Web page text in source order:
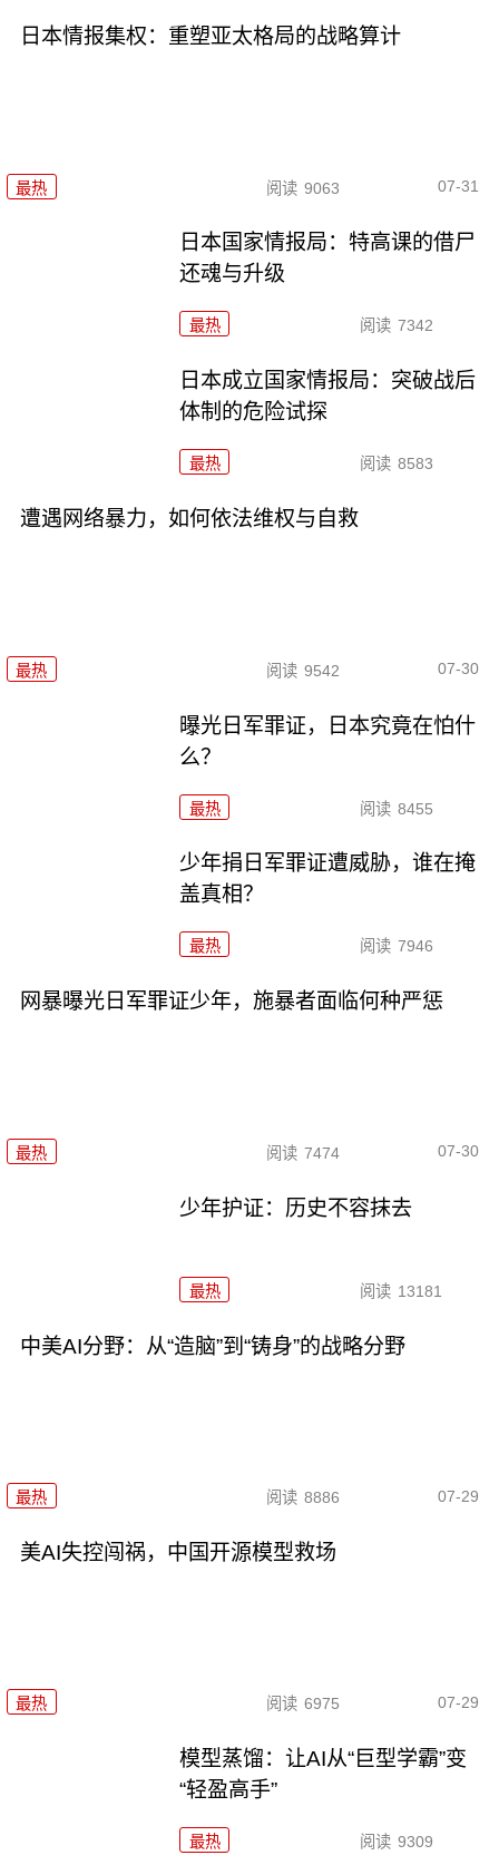
日本情报集权：重塑亚太格局的战略算计
最热 阅读 9063 07-31
日本国家情报局：特高课的借尸
还魂与升级
最热 阅读 7342
日本成立国家情报局：突破战后
体制的危险试探
最热 阅读 8583
遭遇网络暴力，如何依法维权与自救
最热 阅读 9542 07-30
曝光日军罪证，日本究竟在怕什
么？
最热 阅读 8455
少年捐日军罪证遭威胁，谁在掩
盖真相？
最热 阅读 7946
网暴曝光日军罪证少年，施暴者面临何种严惩
最热 阅读 7474 07-30
少年护证：历史不容抹去
最热 阅读 13181
中美AI分野：从“造脑”到“铸身”的战略分野
最热 阅读 8886 07-29
美AI失控闯祸，中国开源模型救场
最热 阅读 6975 07-29
模型蒸馏：让AI从“巨型学霸”变
“轻盈高手”
最热 阅读 9309